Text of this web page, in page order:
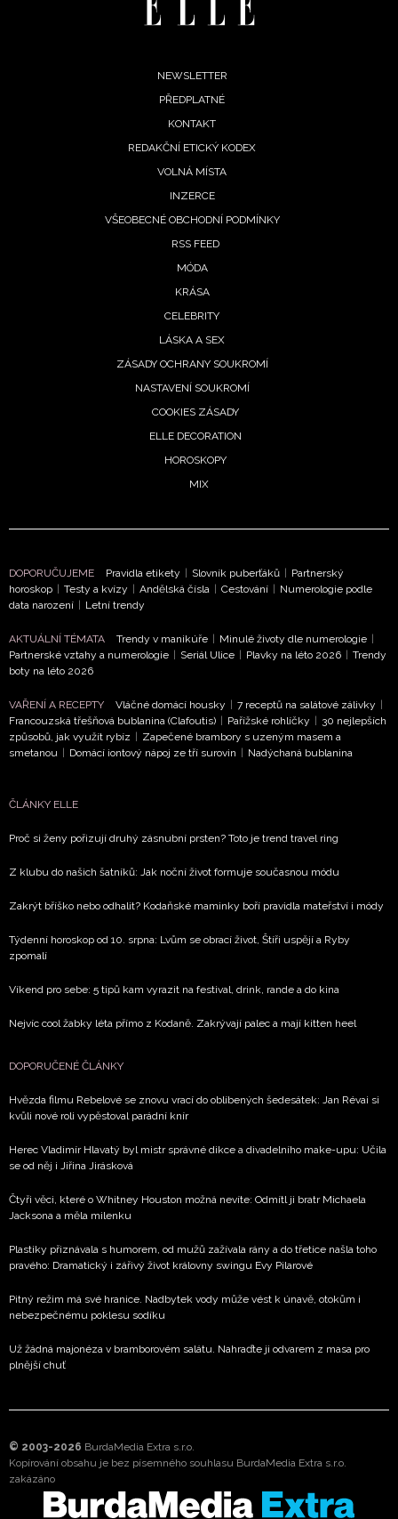
Přihlášením k newsletteru souhlasíte s
podmínkami společnosti BurdaMedia Extra s.r.o.
potvrzujete, že jste se seznámili se
- BurdaMedia Extra s.r.o. bude s Vašimi údaji
Chcete navíc dostávat i další zajímavé a exkluzivní
soukromí BurdaMedia Extra s.r.o.
NEWSLETTER
PŘEDPLATNÉ
KONTAKT
REDAKČNÍ ETICKÝ KODEX
VOLNÁ MÍSTA
INZERCE
VŠEOBECNÉ OBCHODNÍ PODMÍNKY
RSS FEED
MÓDA
KRÁSA
CELEBRITY
LÁSKA A SEX
ZÁSADY OCHRANY SOUKROMÍ
NASTAVENÍ SOUKROMÍ
COOKIES ZÁSADY
ELLE DECORATION
HOROSKOPY
MIX
DOPORUČUJEME Pravidla etikety | Slovník puberťáků | Partnerský
horoskop | Testy a kvízy | Andělská čísla | Cestování | Numerologie podle
data narození | Letní trendy
AKTUÁLNÍ TÉMATA Trendy v manikúře | Minulé životy dle numerologie |
Partnerské vztahy a numerologie | Seriál Ulice | Plavky na léto 2026 | Trendy
boty na léto 2026
VAŘENÍ A RECEPTY Vláčné domácí housky | 7 receptů na salátové zálivky |
Francouzská třešňová bublanina (Clafoutis) | Pařížské rohlíčky | 30 nejlepších
způsobů, jak využít rybíz | Zapečené brambory s uzeným masem a
smetanou | Domácí iontový nápoj ze tří surovin | Nadýchaná bublanina
ČLÁNKY ELLE
Proč si ženy pořizují druhý zásnubní prsten? Toto je trend travel ring
Z klubu do našich šatníků: Jak noční život formuje současnou módu
Zakrýt bříško nebo odhalit? Kodaňské maminky boří pravidla mateřství i módy
Týdenní horoskop od 10. srpna: Lvům se obrací život, Štíři uspějí a Ryby
zpomalí
Víkend pro sebe: 5 tipů kam vyrazit na festival, drink, rande a do kina
Nejvíc cool žabky léta přímo z Kodaně. Zakrývají palec a mají kitten heel
DOPORUČENÉ ČLÁNKY
Hvězda filmu Rebelové se znovu vrací do oblíbených šedesátek: Jan Révai si
kvůli nové roli vypěstoval parádní knír
Herec Vladimír Hlavatý byl mistr správné dikce a divadelního make-upu: Učila
se od něj i Jiřina Jirásková
Čtyři věci, které o Whitney Houston možná nevíte: Odmítl ji bratr Michaela
Jacksona a měla milenku
Plastiky přiznávala s humorem, od mužů zažívala rány a do třetice našla toho
pravého: Dramatický i zářivý život královny swingu Evy Pilarové
Pitný režim má své hranice. Nadbytek vody může vést k únavě, otokům i
nebezpečnému poklesu sodíku
Už žádná majonéza v bramborovém salátu. Nahraďte ji odvarem z masa pro
plnější chuť
© 2003-2026 BurdaMedia Extra s.r.o.
Kopírování obsahu je bez písemného souhlasu BurdaMedia Extra s.r.o.
zakázáno